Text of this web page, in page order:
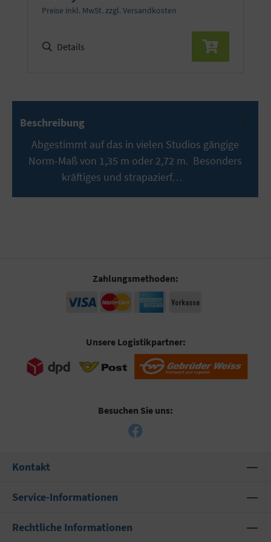
Preise inkl. MwSt. zzgl. Versandkosten
Details
Beschreibung
Abgestimmt auf das in vielen Studios gängige
Norm-Maß von 1,35 m oder 2,72 m. Besonders
kräftiges und strapazierf…
Zahlungsmethoden:
Unsere Logistikpartner:
Besuchen Sie uns:
Kontakt
Service-Informationen
Rechtliche Informationen